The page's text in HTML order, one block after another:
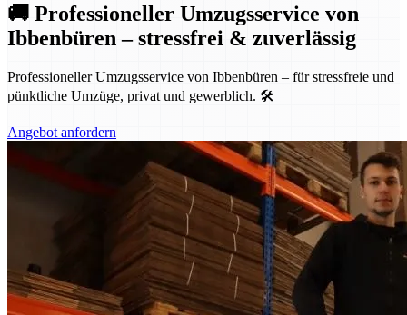
🚚 Professioneller Umzugsservice von
Ibbenbüren – stressfrei & zuverlässig
Professioneller Umzugsservice von Ibbenbüren – für stressfreie und
pünktliche Umzüge, privat und gewerblich. 🛠️
Angebot anfordern